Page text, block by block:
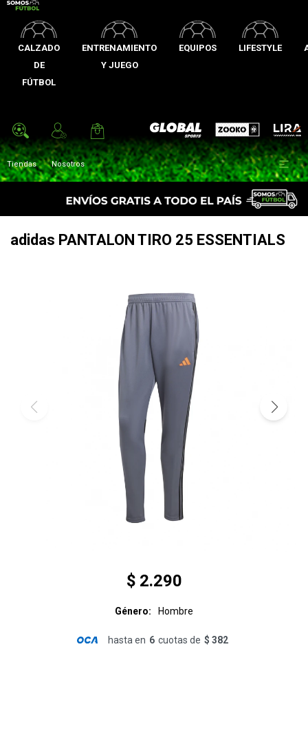
CALZADO
DE
FÚTBOL
ENTRENAMIENTO
Y JUEGO
EQUIPOS LIFESTYLE
Global Sports Zooko Lira
Tiendas Nosotros 
adidas PANTALON TIRO 25 ESSENTIALS
$ 2.290
Género Hombre
hasta en 6 cuotas de $ 382